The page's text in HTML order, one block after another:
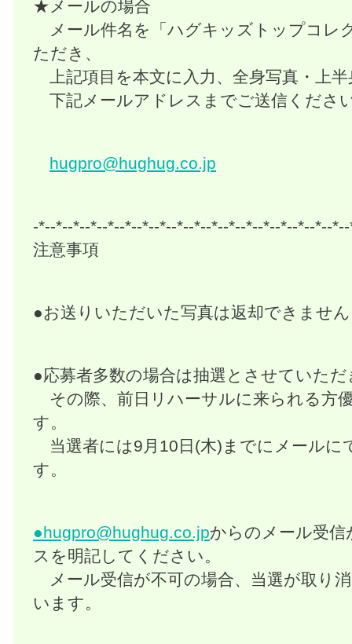
★メールの場合
メール件名を「ハグキッズトップコレ
ただき、
上記項目を本文に入力、全身写真・上
下記メールアドレスまでご送信くださ
hugpro@hughug.co.jp
-*--*--*--*--*--*--*--*--*--*--*--*--*--*--*--*--*--
注意事項
●お送りいただいた写真は返却できませ
●応募者多数の場合は抽選とさせていた
その際、前日リハーサルに来られる方
す。
当選者には9月10日(木)までにメールに
す。
●hugpro@hughug.co.jpからのメール受
スを明記してください。
メール受信が不可の場合、当選が取り
います。